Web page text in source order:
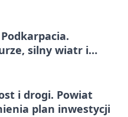
silny wiatr i
i drogi. Powiat
plan inwestycji